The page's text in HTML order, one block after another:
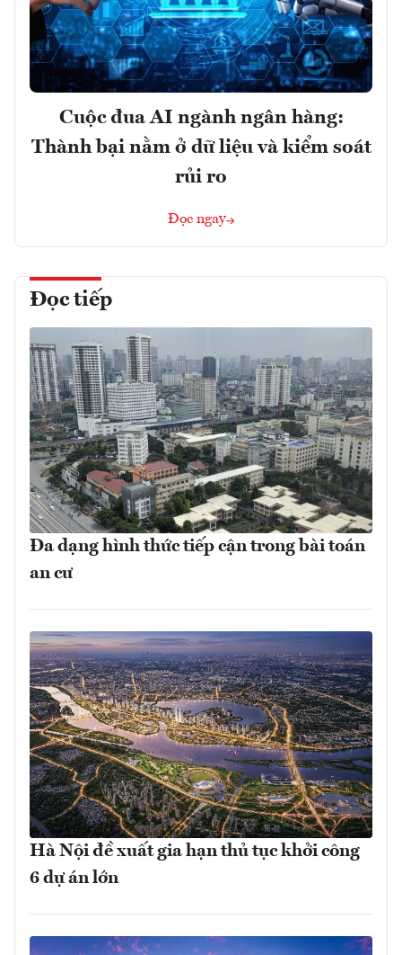
Cuộc đua AI ngành ngân hàng:
Thành bại nằm ở dữ liệu và kiểm soát
rủi ro
Đọc ngay
Đọc tiếp
Đa dạng hình thức tiếp cận trong bài toán
an cư
Hà Nội đề xuất gia hạn thủ tục khởi công
6 dự án lớn